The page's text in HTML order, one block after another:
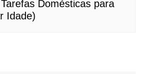
Domésticas para
Idade)